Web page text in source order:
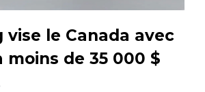
vise le Canada avec
moins de 35 000 $